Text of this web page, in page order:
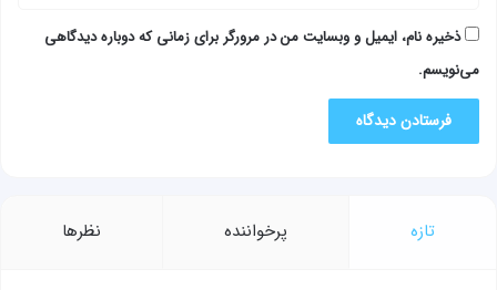
ذخیره نام، ایمیل و وبسایت من در مرورگر برای زمانی که دوباره دیدگاهی
می‌نویسم.
تازه پرخواننده نظرها